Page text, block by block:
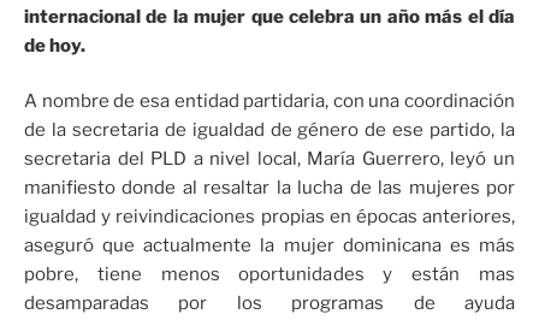
internacional de la mujer que celebra un año más el día
de hoy.
A nombre de esa entidad partidaria, con una coordinación
de la secretaria de igualdad de género de ese partido, la
secretaria del PLD a nivel local, María Guerrero, leyó un
manifiesto donde al resaltar la lucha de las mujeres por
igualdad y reivindicaciones propias en épocas anteriores,
aseguró que actualmente la mujer dominicana es más
pobre, tiene menos oportunidades y están mas
desamparadas por los programas de ayuda